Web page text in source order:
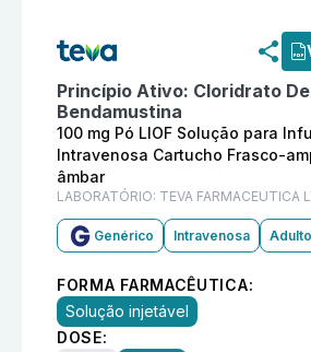
Princípio Ativo: Cloridrato De
Bendamustina
100 mg Pó LIOF Solução para
Intravenosa Cartucho Frasco-
âmbar
LABORATÓRIO: TEVA FARMACEUTICA
Genérico Intravenosa Adulto
FORMA FARMACÊUTICA:
Solução injetável
DOSE: